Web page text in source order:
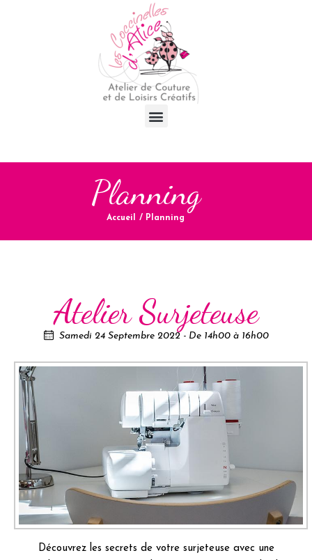
Planning
Accueil / Planning
Atelier Surjeteuse
Samedi 24 Septembre 2022 - De 14h00à 16h00
Découvrez les secrets de votre surjeteuse avec une